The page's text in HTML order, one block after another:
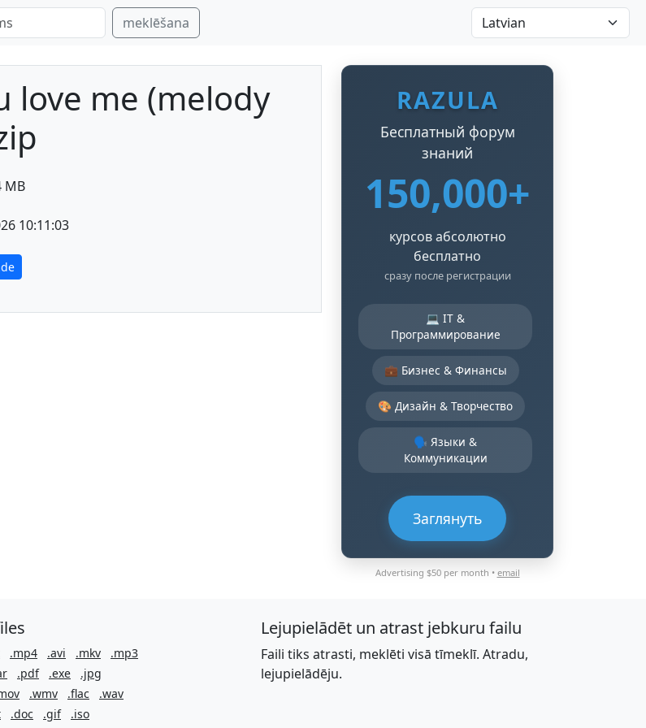
meklēšana
love me (melody
MB
10:11:03
RAZULA
Бесплатный форум
знаний
150,000+
курсов абсолютно
бесплатно
сразу после регистрации
💻 IT &
Программирование
💼 Бизнес & Финансы
🎨 Дизайн & Творчество
🗣️ Языки &
Коммуникации
Заглянуть
Advertising $50 per month • email
.mp4 .avi .mkv
.mp3
.pdf .exe
.jpg
.wmv .flac
.wav
.doc .gif .iso
Lejupielādēt un atrast jebkuru failu
Faili tiks atrasti, meklēti visā tīmeklī. Atradu,
lejupielādēju.